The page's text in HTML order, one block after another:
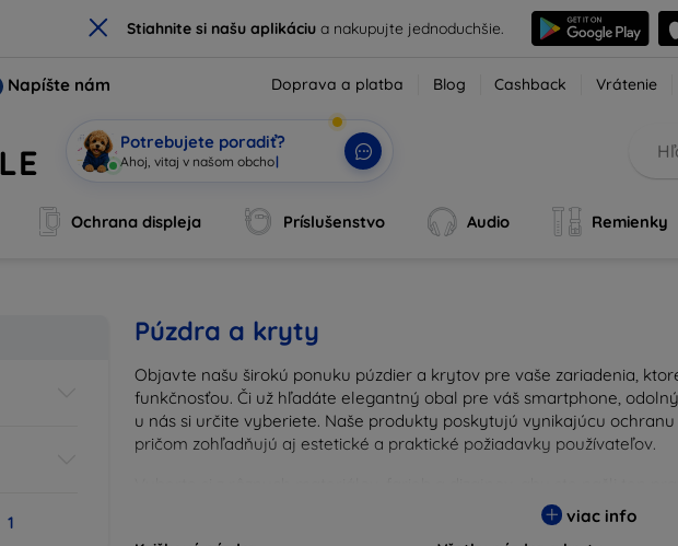
× Stiahnite si našu aplikáciua nakupujte jednoduchšie.
Napíšte nám Doprava a platba Blog Cashback Vrátenie
Potrebujete poradiť?
|
Ochrana displeja Príslušenstvo Audio Remienky
1
Púzdra a kryty
Objavte našu širokú ponuku púzdier a krytov pre vaše zariadenia,
funkčnosťou. Či už hľadáte elegantný obal pre váš smartphone,
u nás si určite vyberiete. Naše produkty poskytujú vynikajúcu
pričom zohľadňujú aj estetické a praktické požiadavky používateľov.
kryty sú nielen praktické, ale aj módne, takže sa stanú neoddeliteľnou
milovníkov technológií alebo tých, ktorí chcú len ochrániť svoju
viac info